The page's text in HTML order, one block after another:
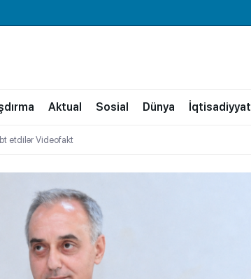
Aktual Sosial Dünya İqtisadiyyat
etdilər Videofakt